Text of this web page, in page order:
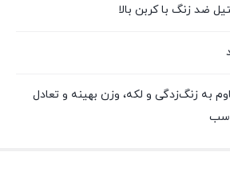
ضد زنگ با کربن بالا
به زنگ‌زدگی و لکه، وزن بهینه و تعادل